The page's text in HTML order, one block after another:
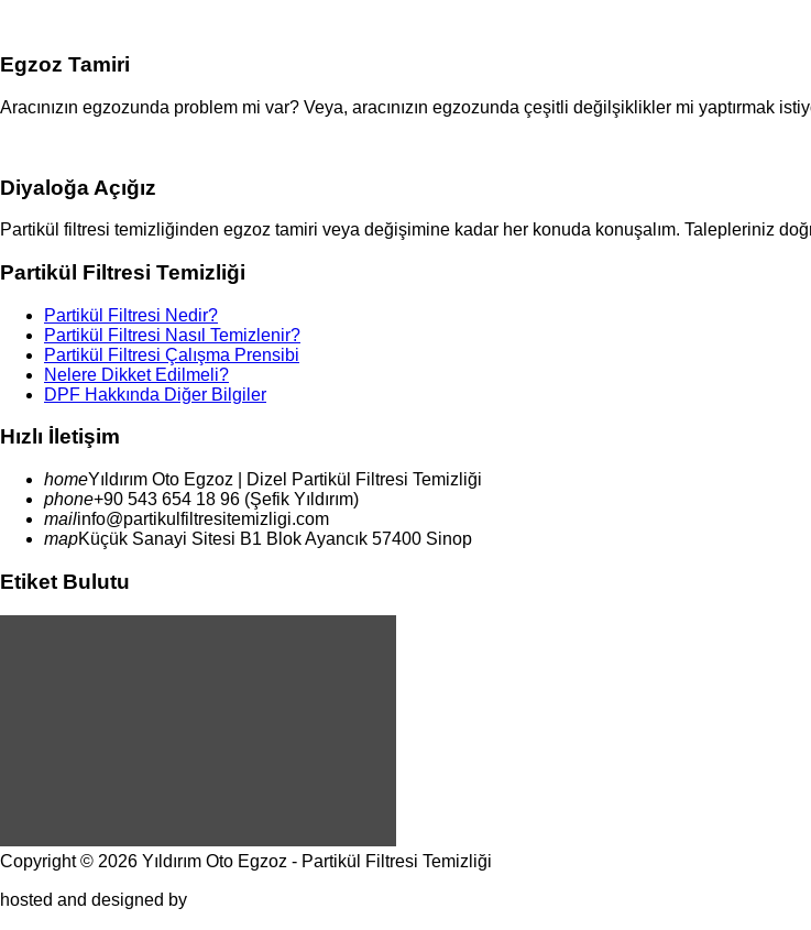
Egzoz Tamiri
Aracınızın egzozunda problem mi var? Veya, aracınızın egzozunda çeşitli değilşiklikler mi yaptırmak
Diyaloğa Açığız
Partikül filtresi temizliğinden egzoz tamiri veya değişimine kadar her konuda konuşalım. Talepleriniz
Partikül Filtresi Temizliği
Partikül Filtresi Nedir?
Partikül Filtresi Nasıl Temizlenir?
Partikül Filtresi Çalışma Prensibi
Nelere Dikket Edilmeli?
DPF Hakkında Diğer Bilgiler
Hızlı İletişim
homeYıldırım Oto Egzoz | Dizel Partikül Filtresi Temizliği
phone+90 543 654 18 96 (Şefik Yıldırım)
mailinfo@partikulfiltresitemizligi.com
mapKüçük Sanayi Sitesi B1 Blok Ayancık 57400 Sinop
Etiket Bulutu
© FreeJoomla! 3 Modules- byVinaGecko.com
Copyright © 2026 Yıldırım Oto Egzoz - Partikül Filtresi Temizliği
hosted and designed by